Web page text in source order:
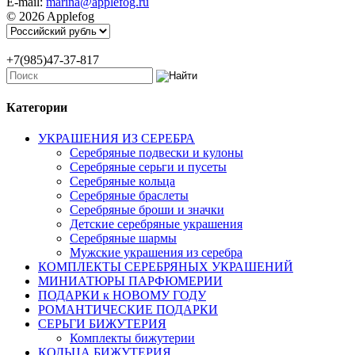
© 2026 Applefog
+7(985)47-37-817
Категории
УКРАШЕНИЯ ИЗ СЕРЕБРА
Серебряные подвески и кулоны
Серебряные серьги и пусеты
Серебряные кольца
Серебряные браслеты
Серебряные броши и значки
Детские серебряные украшения
Серебряные шармы
Мужские украшения из серебра
КОМПЛЕКТЫ СЕРЕБРЯНЫХ УКРАШЕНИЙ
МИНИАТЮРЫ ПАРФЮМЕРИИ
ПОДАРКИ к НОВОМУ ГОДУ
РОМАНТИЧЕСКИЕ ПОДАРКИ
СЕРЬГИ БИЖУТЕРИЯ
Комплекты бижутерии
КОЛЬЦА БИЖУТЕРИЯ